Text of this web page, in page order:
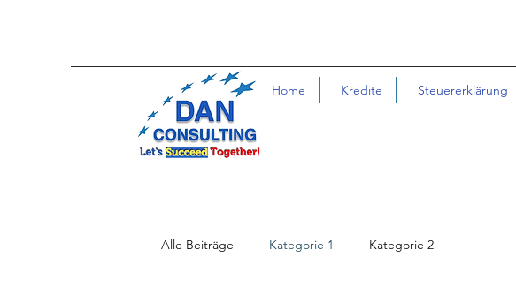
Home Kredite Steuererklärung
Alle Beiträge Kategorie 1 Kategorie 2